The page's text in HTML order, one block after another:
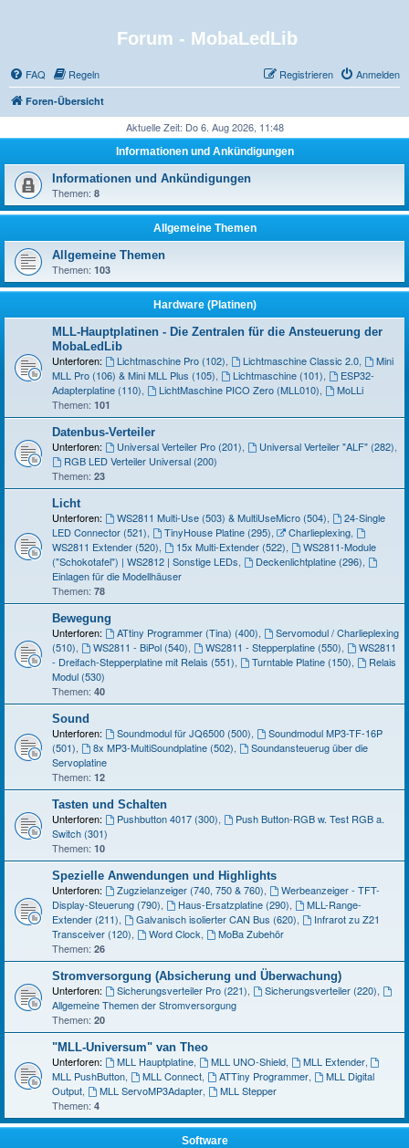
Forum - MobaLedLib
FAQ Regeln Anmelden
Registrieren
Foren-Übersicht
Aktuelle Zeit: Do 6. Aug 2026, 11:48
Informationen und Ankündigungen
Informationen und Ankündigungen
Themen: 8
Allgemeine Themen
Allgemeine Themen
Themen: 103
Hardware (Platinen)
MLL-Hauptplatinen - Die Zentralen für die Ansteuerung der
MobaLedLib
Unterforen: Lichtmaschine Pro (102) Lichtmaschine Classic 2.0,
Mini
MLL Pro (106) & Mini MLL Plus (105)
Lichtmaschine (101)
ESP32-
Adapterplatine (110)
LichtMaschine PICO Zero (MLL010)
MoLLi
Themen: 101
Datenbus-Verteiler
Unterforen: Universal Verteiler Pro (201) Universal Verteiler "ALF" (282)
RGB LED Verteiler Universal (200)
Themen: 23
Licht
Unterforen: WS2811 Multi-Use (503) & MultiUseMicro (504)
24-Single
LED Connector (521)
TinyHouse Platine (295) Charlieplexing,
WS2811 Extender (520)
15x Multi-Extender (522)
WS2811-Module
("Schokotafel") | WS2812 | Sonstige LEDs
Deckenlichtplatine (296)
Einlagen für die Modellhäuser
Themen: 78
Bewegung
Unterforen: ATtiny Programmer (Tina) (400)
Servomodul / Charlieplexing
(510)
WS2811 - BiPol (540) WS2811 - Stepperplatine (550)
WS2811
- Dreifach-Stepperplatine mit Relais (551)
Turntable Platine (150)
Relais
Modul (530)
Themen: 40
Sound
Unterforen: Soundmodul für JQ6500 (500)
Soundmodul MP3-TF-16P
(501)
8x MP3-MultiSoundplatine (502)
Soundansteuerug über die
Servoplatine
Themen: 12
Tasten und Schalten
Unterforen: Pushbutton 4017 (300)
Push Button-RGB w. Test RGB a.
Switch (301)
Themen: 10
Spezielle Anwendungen und Highlights
Unterforen: Zugzielanzeiger (740, 750 & 760)
Werbeanzeiger - TFT-
Display-Steuerung (790)
Haus-Ersatzplatine (290)
MLL-Range-
Extender (211)
Galvanisch isolierter CAN Bus (620)
Infrarot zu Z21
Transceiver (120)
Word Clock
MoBa Zubehör
Themen: 26
Stromversorgung (Absicherung und Überwachung)
Unterforen: Sicherungsverteiler Pro (221) Sicherungsverteiler (220)
Allgemeine Themen der Stromversorgung
Themen: 20
"MLL-Universum" van Theo
Unterforen: MLL Hauptplatine, MLL UNO-Shield, MLL Extender,
MLL PushButton
MLL Connect, ATTiny Programmer,
MLL Digital
Output
MLL ServoMP3Adapter,
MLL Stepper
Themen: 4
Software